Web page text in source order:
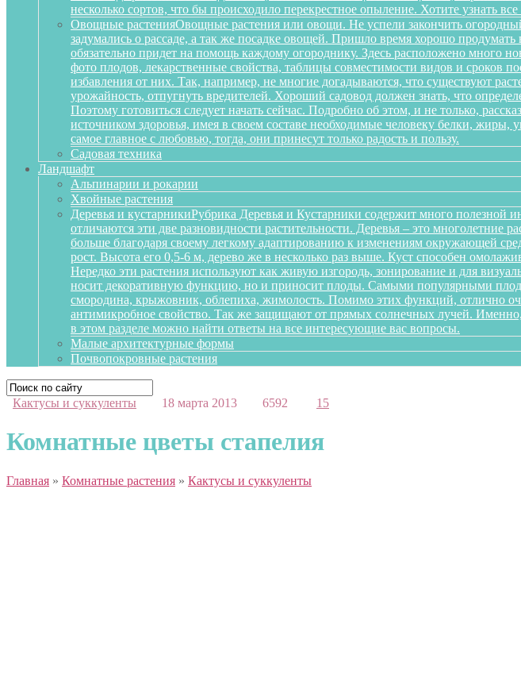
несколько сортов, что бы происходило перекрестное опыление. Хотите узнать
Овощные растенияОвощные растения или овощи. Не успели закончить
задумались о рассаде, а так же посадке овощей. Пришло время хорошо
обязательно придет на помощь каждому огороднику. Здесь расположено много
фото плодов, лекарственные свойства, таблицы совместимости видов и сроков
избавления от них. Так, например, не многие догадываются, что существуют
урожайность, отпугнуть вредителей. Хороший садовод должен знать, что
Поэтому готовиться следует начать сейчас. Подробно об этом, и не только,
источником здоровья, имея в своем составе необходимые человеку белки,
самое главное с любовью, тогда, они принесут только радость и пользу.
Садовая техника
Ландшафт
Альпинарии и рокарии
Хвойные растения
Деревья и кустарникиРубрика Деревья и Кустарники содержит много полезной
отличаются эти две разновидности растительности. Деревья – это
больше благодаря своему легкому адаптированию к изменениям окружающей
рост. Высота его 0,5-6 м, дерево же в несколько раз выше. Куст способен
Нередко эти растения используют как живую изгородь, зонирование и для
носит декоративную функцию, но и приносит плоды. Самыми популярными
смородина, крыжовник, облепиха, жимолость. Помимо этих функций, отлично
антимикробное свойство. Так же защищают от прямых солнечных лучей.
в этом разделе можно найти ответы на все интересующие вас вопросы.
Малые архитектурные формы
Почвопокровные растения
Кактусы и суккуленты 18 марта 2013 6592 15
Комнатные цветы стапелия
Главная » Комнатные растения » Кактусы и суккуленты